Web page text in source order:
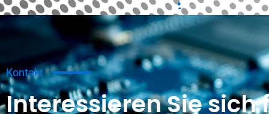
Kontakt
Interessieren Sie sich